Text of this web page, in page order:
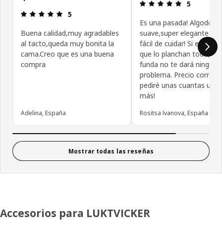
Reseña: 5 de 5 estrellas.
5
Buena calidad,muy agradables
al tacto,queda muy bonita la
cama.Creo que es una buena
compra
Adelina, España
Reseña: 5
5
Es una pasada! Algodón
suave,super elegante y
fácil de cuidar! Si eres de
que lo planchan
funda no te dará ningún
problema. Precio
pediré unas cuantas
más!
Rositsa Ivanova, España
Mostrar todas las reseñas
Accesorios para LUKTVICKER